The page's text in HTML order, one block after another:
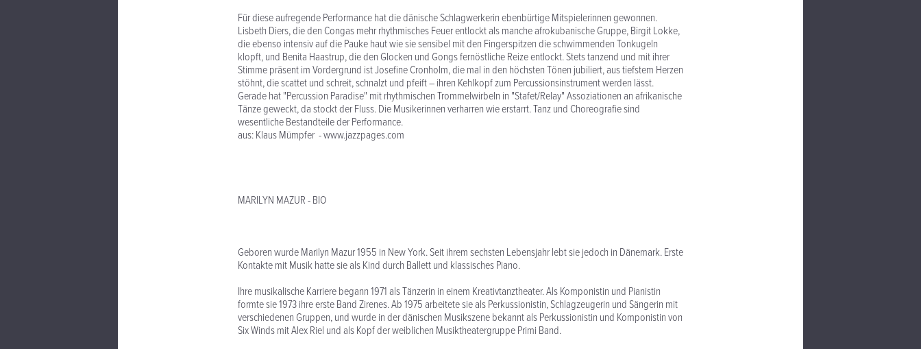
Für diese aufregende Performance hat die dänische Schlagwerkerin ebenbürtige Mitspielerinnen gewonnen.
Lisbeth Diers, die den Congas mehr rhythmisches Feuer entlockt als manche afrokubanische Gruppe, Birgit Lokke,
die ebenso intensiv auf die Pauke haut wie sie sensibel mit den Fingerspitzen die schwimmenden Tonkugeln
klopft, und Benita Haastrup, die den Glocken und Gongs fernöstliche Reize entlockt. Stets tanzend und mit ihrer
Stimme präsent im Vordergrund ist Josefine Cronholm, die mal in den höchsten Tönen jubiliert, aus tiefstem Herzen
stöhnt, die scattet und schreit, schnalzt und pfeift – ihren Kehlkopf zum Percussionsinstrument werden lässt.
Gerade hat "Percussion Paradise" mit rhythmischen Trommelwirbeln in "Stafet/Relay" Assoziationen an afrikanische
Tänze geweckt, da stockt der Fluss. Die Musikerinnen verharren wie erstarrt. Tanz und Choreografie sind
wesentliche Bestandteile der Performance.
aus: Klaus Mümpfer - www.jazzpages.com
MARILYN MAZUR - BIO
Geboren wurde Marilyn Mazur 1955 in New York. Seit ihrem sechsten Lebensjahr lebt sie jedoch in Dänemark. Erste
Kontakte mit Musik hatte sie als Kind durch Ballett und klassisches Piano.
Ihre musikalische Karriere begann 1971 als Tänzerin in einem Kreativtanztheater. Als Komponistin und Pianistin
formte sie 1973 ihre erste Band Zirenes. Ab 1975 arbeitete sie als Perkussionistin, Schlagzeugerin und Sängerin mit
verschiedenen Gruppen, und wurde in der dänischen Musikszene bekannt als Perkussionistin und Komponistin von
Six Winds mit Alex Riel und als Kopf der weiblichen Musiktheatergruppe Primi Band.